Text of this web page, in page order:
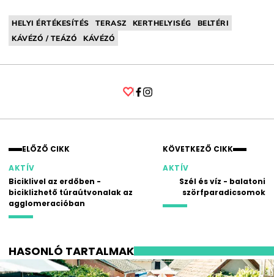
HELYI ÉRTÉKESÍTÉS TERASZ KERTHELYISÉG
BELTÉRI
KÁVÉZÓ / TEÁZÓ
KÁVÉZÓ
ELŐZŐ CIKK
AKTÍV
Biciklivel az erdőben -
biciklizhető túraútvonalak az
agglomeracióban
KÖVETKEZŐ CIKK
AKTÍV
Szél és víz - balatoni
szörfparadicsomok
HASONLÓ TARTALMAK